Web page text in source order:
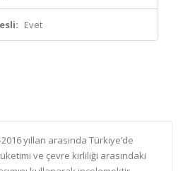
Evet
yılları arasında Türkiye’de
ve çevre kirliliği arasındaki